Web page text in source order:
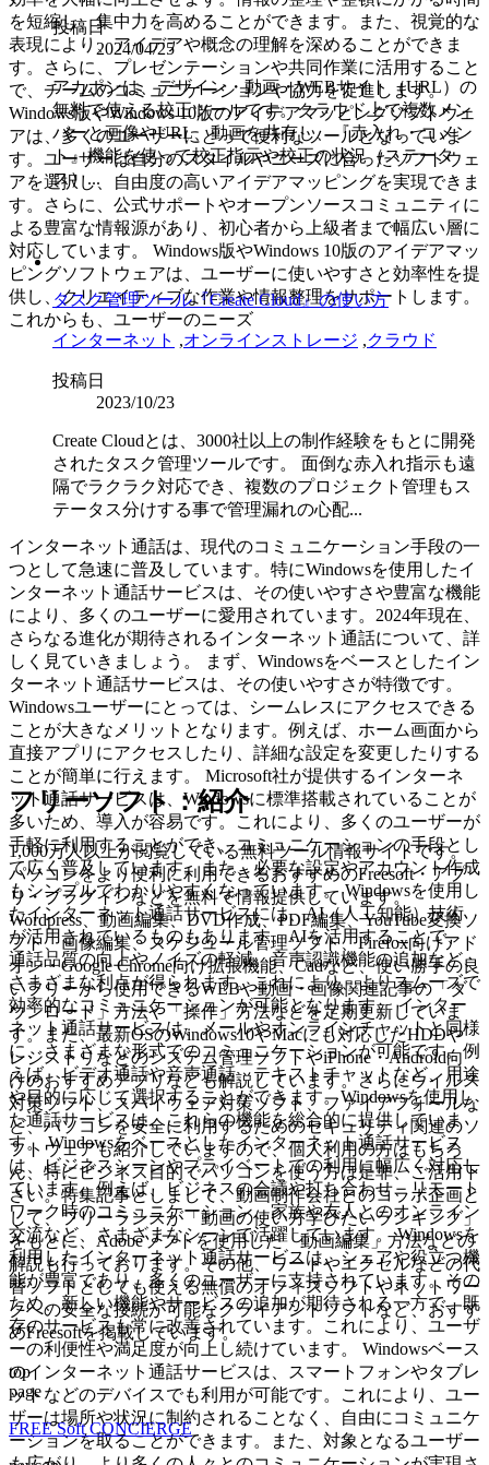
を短縮し、集中力を高めることができます。また、視覚的な
表現により、アイデアや概念の理解を深めることができま
す。さらに、プレゼンテーションや共同作業に活用すること
で、チームのコミュニケーションや協力を促進します。
Windows版やWindows 10版のアイデアマッピングソフトウェ
アは、多くのユーザーにとって便利なツールとなっていま
す。ユーザーは自分のスタイルやニーズに合ったソフトウェ
アを選択し、自由度の高いアイデアマッピングを実現できま
す。さらに、公式サポートやオープンソースコミュニティに
よる豊富な情報源があり、初心者から上級者まで幅広い層に
対応しています。 Windows版やWindows 10版のアイデアマッ
ピングソフトウェアは、ユーザーに使いやすさと効率性を提
供し、クリエイティブな作業や情報整理をサポートします。
これからも、ユーザーのニーズ
インターネット通話は、現代のコミュニケーション手段の一
つとして急速に普及しています。特にWindowsを使用したイ
ンターネット通話サービスは、その使いやすさや豊富な機能
により、多くのユーザーに愛用されています。2024年現在、
さらなる進化が期待されるインターネット通話について、詳
しく見ていきましょう。 まず、Windowsをベースとしたイン
ターネット通話サービスは、その使いやすさが特徴です。
Windowsユーザーにとっては、シームレスにアクセスできる
ことが大きなメリットとなります。例えば、ホーム画面から
直接アプリにアクセスしたり、詳細な設定を変更したりする
ことが簡単に行えます。 Microsoft社が提供するインターネ
ット通話サービスは、Windowsに標準搭載されていることが
多いため、導入が容易です。これにより、多くのユーザーが
手軽に利用することができ、コミュニケーションの手段とし
て広く普及しています。また、必要な設定やアカウント作成
もシンプルでわかりやすくなっています。 Windowsを使用し
たインターネット通話サービスには、AI（人工知能）技術
が活用されているものもあります。AIを活用することで、
通話品質の向上やノイズの軽減、音声認識機能の追加など、
さまざまな利点が得られます。これにより、よりスムーズで
効率的なコミュニケーションが可能となります。 インター
ネット通話サービスは、メールやオンラインチャットと同様
に、さまざまな形式でのコミュニケーションが可能です。例
えば、ビデオ通話や音声通話、テキストチャットなど、用途
や目的に応じて選択することができます。Windowsを使用し
た通話サービスは、これらの機能を総合的に提供していま
す。 Windowsをベースとしたインターネット通話サービス
は、ビジネスシーンやプライベートでの利用に幅広く対応し
ています。例えば、ビジネスの会議や打ち合わせ、リモート
ワーク時のコミュニケーション、家族や友人とのオンライン
交流など、さまざまなシーンで活躍しています。 Windowsを
利用したインターネット通話サービスは、シェアや役立つ機
能が豊富であり、多くのユーザーに支持されています。その
ため、新しい機能やサービスの追加が期待される一方で、既
存のサービスも常に改善されています。これにより、ユーザ
ーの利便性や満足度が向上し続けています。 Windowsベース
のインターネット通話サービスは、スマートフォンやタブレ
ットなどのデバイスでも利用が可能です。これにより、ユー
ザーは場所や状況に制約されることなく、自由にコミュニケ
ーションを取ることができます。また、対象となるユーザー
投稿日
2024/04/25
アカポンは、デザイン・動画・WEBサイト（URL）の
無料で使える校正ツールです。クラウド上で複数メン
バーと画像やURL、動画を共有し、『赤入れ・コメン
ト』機能を使って校正指示や校正の状況（ステータ
ス）...
タスク管理ツール『Create Cloud』の使い方
インターネット ,オンラインストレージ ,クラウド
投稿日
2023/10/23
Create Cloudとは、3000社以上の制作経験をもとに開発
されたタスク管理ツールです。 面倒な赤入れ指示も遠
隔でラクラク対応でき、複数のプロジェクト管理もス
テータス分けする事で管理漏れの心配...
フリーソフト：紹介
1,000万人以上が閲覧している無料ツール情報サイトです。
パソコンをより便利に利用できるおすすめのFreesoft・アプ
リ・プラグインなどを無料で情報提供しています。
Wordpress、動画編集、DVD作成、PDF編集、YouTube変換ソ
フト、画像編集、スケジュール管理ソフト、Firefox向けアド
オン・Google Chrome向け拡張機能、Cadなど、使い勝手の良
いフリーから使用できるWEBや動画・画像関連記事の「ダ
ウンロード」方法や「操作」方法などを定期更新していま
す。また、最新OSのWindows10やMacにも対応したHDDや
レジストリなどのシステム管理ソフトやiPhone・Android向
けのおすすめアプリなども解説しています。さらにウイルス
対策ソフト、スパイウェア対策ソフト、ファイアフォールな
ど、パソコンを安全に利用するためのセキュリティ関連のソ
フトウェアも紹介していますので、個人利用の方はもちろ
ん、特にビジネス目的でパソコンを使う方は是非、ご活用下
さい。特集記事としまして、動画制作会社とのコラボ企画と
して、フリーランスが「動画の使い方学びたいランキング」
をもとに、Adobeソフトを使用した「動画編集」方法などの
解説も行っております。その他、ワードやエクセルなどの代
替ソフトとしても使える無償のオフィスソフトやネットワー
クへの安全な接続が可能なクライアントソフトなど、おすす
めFreesoftを掲載しています。
top
page
FREE Soft CONCIERGE